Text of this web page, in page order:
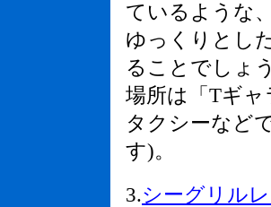
ているような
ゆっくりとし
ることでしょう
場所は「Tギ
タクシーなど
す)。
3.シーグリル